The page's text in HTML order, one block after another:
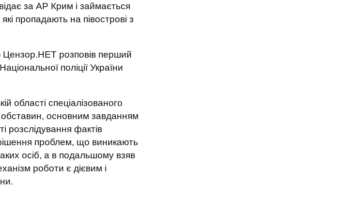
за АР Крим і займається
пропадають на півострові з
Цензор.НЕТ розповів перший
поліції України
області спеціалізованого
основним завданням
розслідування фактів
проблем, що виникають
осіб, а в подальшому взяв
роботи є дієвим і